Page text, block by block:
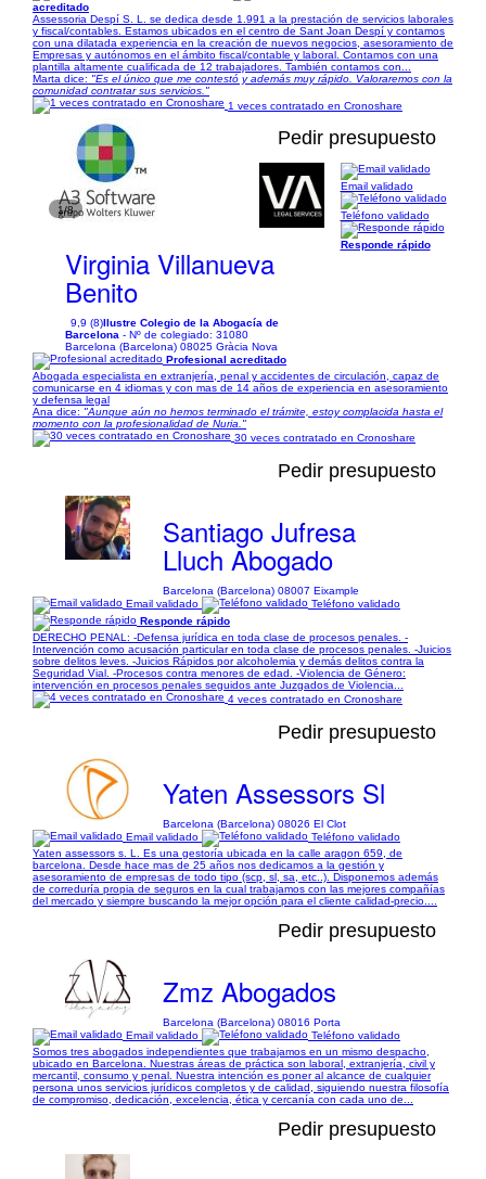
acreditado
Assessoria Despí S. L. se dedica desde 1.991 a la prestación de servicios laborales
y fiscal/contables. Estamos ubicados en el centro de Sant Joan Despí y contamos
con una dilatada experiencia en la creación de nuevos negocios, asesoramiento de
Empresas y autónomos en el ámbito fiscal/contable y laboral. Contamos con una
plantilla altamente cualificada de 12 trabajadores. También contamos con...
Marta dice: "Es el único que me contestó y además muy rápido. Valoraremos con la
comunidad contratar sus servicios."
1 veces contratado en Cronoshare
1/8
Pedir presupuesto
Virginia Villanueva
Benito
9,9 (8)Ilustre Colegio de la Abogacía de
Barcelona - Nº de colegiado: 31080
Barcelona (Barcelona) 08025 Gràcia Nova
Email validado
Teléfono validado
Responde rápido
Profesional acreditado
Abogada especialista en extranjería, penal y accidentes de circulación, capaz de
comunicarse en 4 idiomas y con mas de 14 años de experiencia en asesoramiento
y defensa legal
Ana dice: "Aunque aún no hemos terminado el trámite, estoy complacida hasta el
momento con la profesionalidad de Nuria."
30 veces contratado en Cronoshare
Pedir presupuesto
Santiago Jufresa
Lluch Abogado
Barcelona (Barcelona) 08007 Eixample
Email validado
Teléfono validado
Responde rápido
DERECHO PENAL: -Defensa jurídica en toda clase de procesos penales. -
Intervención como acusación particular en toda clase de procesos penales. -Juicios
sobre delitos leves. -Juicios Rápidos por alcoholemia y demás delitos contra la
Seguridad Vial. -Procesos contra menores de edad. -Violencia de Género:
intervención en procesos penales seguidos ante Juzgados de Violencia...
4 veces contratado en Cronoshare
Pedir presupuesto
Yaten Assessors Sl
Barcelona (Barcelona) 08026 El Clot
Email validado
Teléfono validado
Yaten assessors s. L. Es una gestoría ubicada en la calle aragon 659, de
barcelona. Desde hace mas de 25 años nos dedicamos a la gestión y
asesoramiento de empresas de todo tipo (scp, sl, sa, etc..). Disponemos además
de correduría propia de seguros en la cual trabajamos con las mejores compañías
del mercado y siempre buscando la mejor opción para el cliente calidad-precio....
Pedir presupuesto
Zmz Abogados
Barcelona (Barcelona) 08016 Porta
Email validado
Teléfono validado
Somos tres abogados independientes que trabajamos en un mismo despacho,
ubicado en Barcelona. Nuestras áreas de práctica son laboral, extranjería, civil y
mercantil, consumo y penal. Nuestra intención es poner al alcance de cualquier
persona unos servicios jurídicos completos y de calidad, siguiendo nuestra filosofía
de compromiso, dedicación, excelencia, ética y cercanía con cada uno de...
Pedir presupuesto